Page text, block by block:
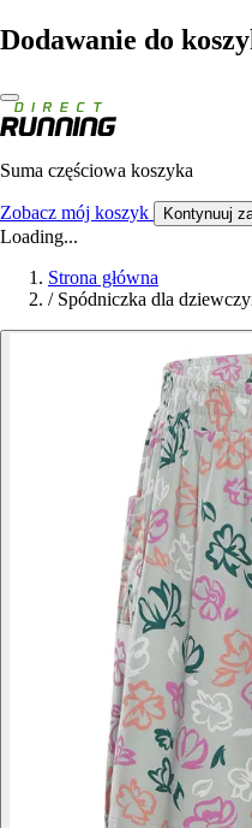
Dodawanie do
Suma częściowa koszyka
Zobacz mój koszyk Kontynuuj
Loading...
Strona główna
/ Spódniczka dla